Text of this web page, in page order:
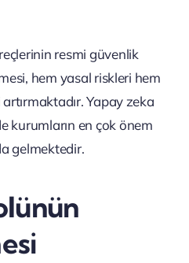
resmi güvenlik
hem yasal riskleri hem
Yapay zeka
kurumların en çok önem
gelmektedir.